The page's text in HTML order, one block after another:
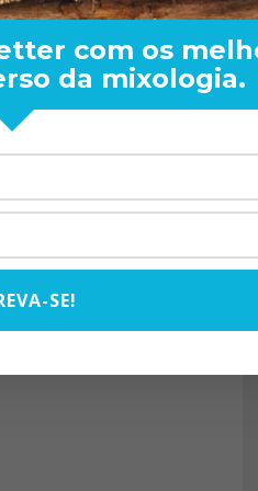
BARTENDER: DE
PARA O MUNDO
com os
da mixologia.
SE!